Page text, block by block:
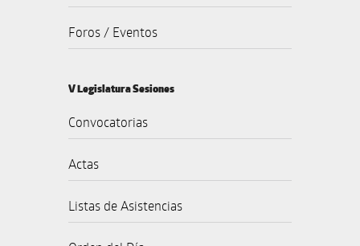
Foros / Eventos
V Legislatura Sesiones
Convocatorias
Actas
Listas de Asistencias